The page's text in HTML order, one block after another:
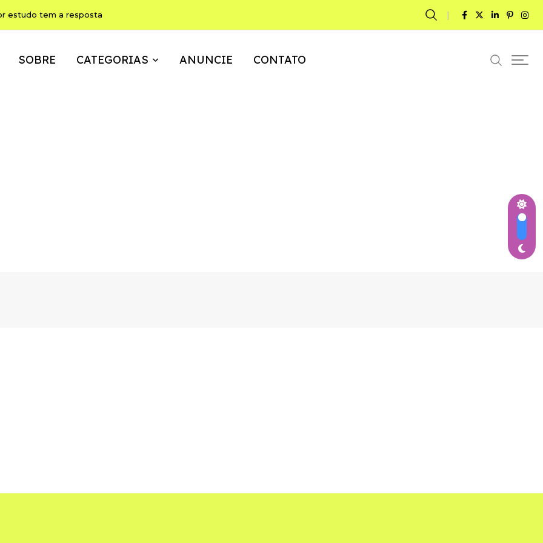
estudo tem a resposta
SOBRE CATEGORIAS ANUNCIE CONTATO